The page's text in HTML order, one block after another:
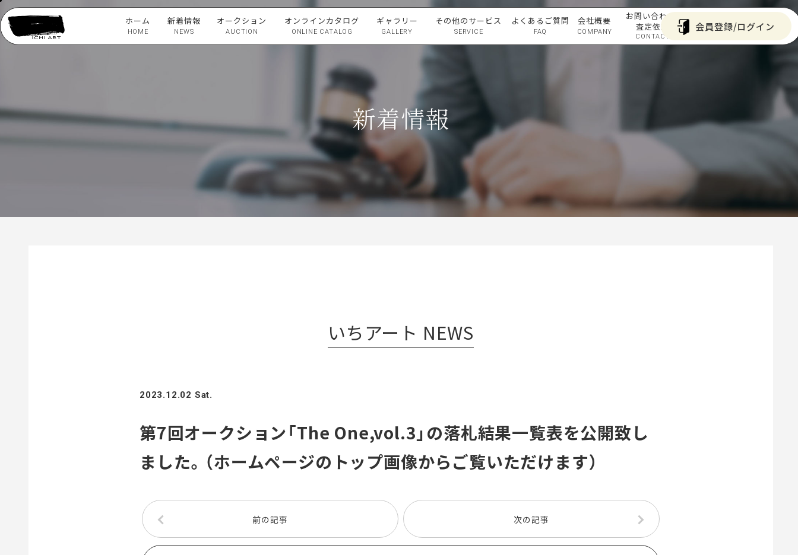
ホーム
HOME
新着情報
NEWS
オークション
AUCTION
オークション出品のご案内
オンラインカタログ
ONLINE CATALOG
ギャラリー
GALLERY
その他のサービス
SERVICE
よくあるご質問
FAQ
会社概要
COMPANY
お問い合わせ/
査定依頼
CONTACT
会員登録/ログイン
新着情報
いちアート NEWS
2023.12.02 Sat.
第7回オークション「The One,vol.3」の落札結果一覧表を公開致し
ました。（ホームページのトップ画像からご覧いただけます）
前の記事 次の記事